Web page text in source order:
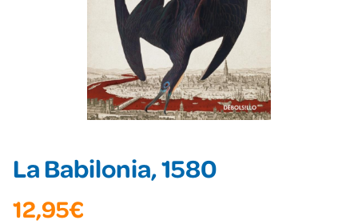
La Babilonia, 1580
12,95€